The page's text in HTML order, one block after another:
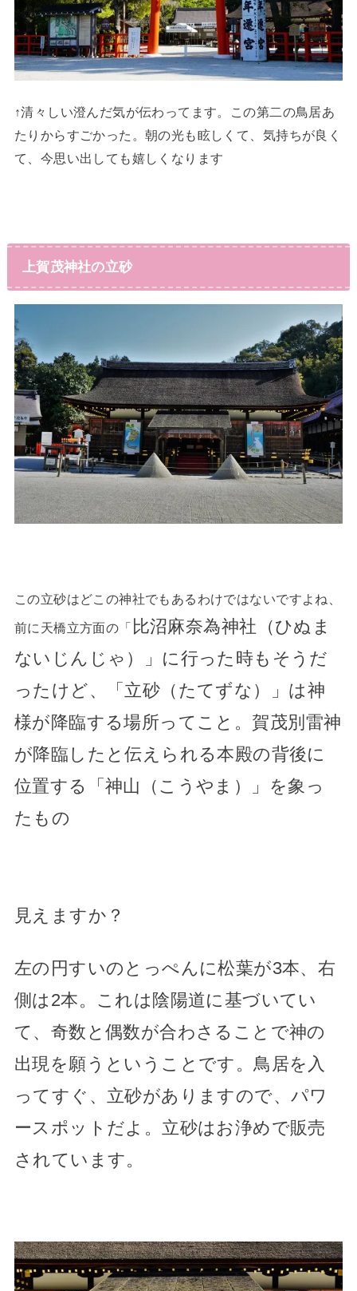
↑清々しい澄んだ気が伝わってます。この第二の鳥居あ
たりからすごかった。朝の光も眩しくて、気持ちが良く
て、今思い出しても嬉しくなります
上賀茂神社の立砂
この立砂はどこの神社でもあるわけではないですよね、
前に天橋立方面の「 比沼麻奈為神社（ひぬま
ないじんじゃ）」に行った時もそうだ
ったけど、
「立砂（たてずな）」は神
様が降臨する場所ってこと。 賀茂別雷神
が降臨したと伝えられる本殿の背後に
位置する「神山（こうやま）」 を象っ
たもの
見えますか？
左の円すいのとっぺんに松葉が3本、右
側は2本。これは陰陽道に基づいてい
て、奇数と偶数が合わさることで神の
出現を願うということです。鳥居を入
ってすぐ、立砂がありますので、パワ
ースポットだよ。立砂はお浄めで販売
されています。